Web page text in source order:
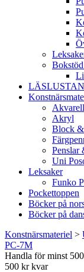
LÄSLUSTAN
Akvarell
Akryl
Block
Penslar
Uni
Leksaker
Funko
Pockettoppen
Böcker på
Böcker på
Konstnärsmateriel >
PC-7M
Handla för minst
500 kr kvar